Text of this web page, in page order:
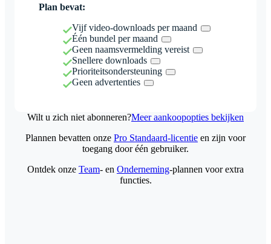
Plan bevat:
Vijf video-downloads per maand
Één bundel per maand
Geen naamsvermelding vereist
Snellere downloads
Prioriteitsondersteuning
Geen advertenties
Wilt u zich niet abonneren?Meer aankoopopties bekijken
Plannen bevatten onze Pro Standaard-licentie en zijn voor
toegang door één gebruiker.
Ontdek onze Team- en Onderneming-plannen voor extra
functies.